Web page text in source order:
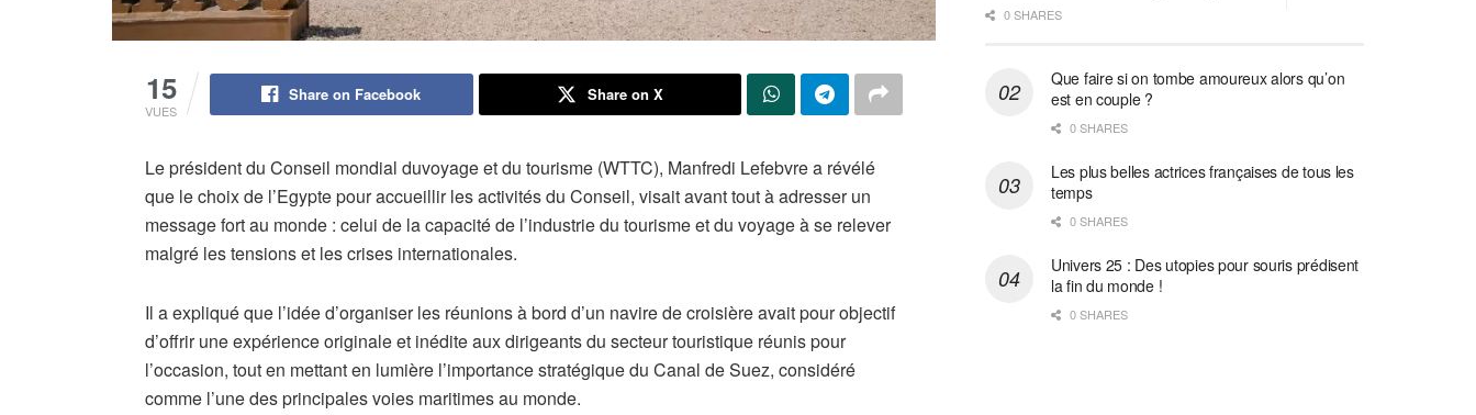
15
VUES
Share on Facebook Share on X
Le président du Conseil mondial duvoyage et du tourisme (WTTC), Manfredi Lefebvre a révélé
que le choix de l’Egypte pour accueillir les activités du Conseil, visait avant tout à adresser un
message fort au monde : celui de la capacité de l’industrie du tourisme et du voyage à se relever
malgré les tensions et les crises internationales.
Il a expliqué que l’idée d’organiser les réunions à bord d’un navire de croisière avait pour objectif
d’offrir une expérience originale et inédite aux dirigeants du secteur touristique réunis pour
l’occasion, tout en mettant en lumière l’importance stratégique du Canal de Suez, considéré
comme l’une des principales voies maritimes au monde.
0 SHARES
Que faire si on tombe amoureux alors qu’on
est en couple ?
0 SHARES
Les plus belles actrices françaises de tous les
temps
0 SHARES
Univers 25 : Des utopies pour souris prédisent
la fin du monde !
0 SHARES